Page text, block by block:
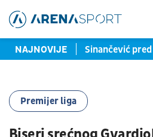
NAJNOVIJE
medalja Sinančević
Premijer liga